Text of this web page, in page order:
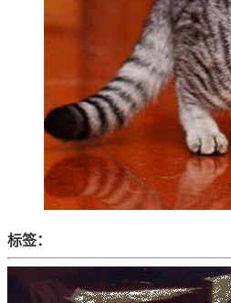
标签：